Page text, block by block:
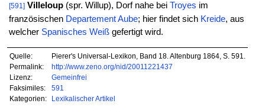
[591] Villeloup(spr. Willup), Dorf nahe bei Troyes im
französischen Departement Aube; hier findet sich Kreide, aus
welcher Spanisches Weißgefertigt wird.
Quelle:
Pierer's Universal-Lexikon, Band 18. Altenburg 1864, S. 591.
Permalink:
http://www.zeno.org/nid/20011221437
Lizenz:
Gemeinfrei
Faksimiles:
591
Kategorien:
Lexikalischer Artikel